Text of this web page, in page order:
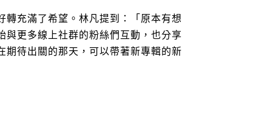
轉充滿了希望。 林凡提到：「原本有想
更多線上社群的粉絲們互動，也分享
期待出關的那天，可以帶著新專輯的新